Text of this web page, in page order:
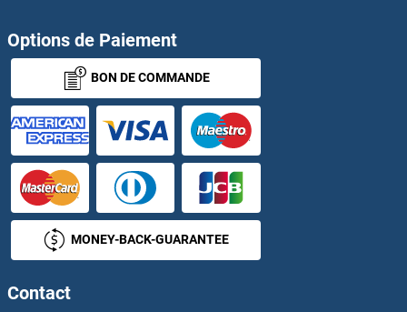
HPCAL4 Anticorps
HPD Anticorps
HPDL Anticorps
HPGDS Anticorps
HPR Anticorps
HPS1 Anticorps
HPS3 Anticorps
Options de Paiement
BON DE COMMANDE
MONEY-BACK-GUARANTEE
Contact